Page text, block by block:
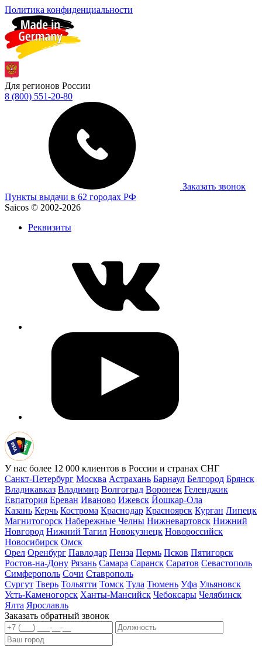
Политика конфиденциальности
Для регионов России
8 (800) 551-20-80
Заказать звонок
Пункты выдачи в 62 городах РФ
Saicos © 2002-2026
Реквизиты
У нас более 12 000 клиентов в России и странах СНГ
Санкт-Петербург Москва Астрахань Барнаул Белгород Брянск
Владикавказ Владимир Волгоград Воронеж Геленджик
Евпатория Ереван Иваново Ижевск Йошкар-Ола
Казань Керчь Кострома Краснодар Красноярск Курган Липецк
Магнитогорск Набережные Челны Нижневартовск Нижний
Новгород Нижний Тагил Новокузнецк Новороссийск
Новосибирск Омск
Орел Оренбург Павлодар Пенза Пермь Псков Пятигорск
Ростов-на-Дону Рязань Самара Саранск Саратов Севастополь
Симферополь Сочи Ставрополь
Сургут Тверь Тольятти Томск Тула Тюмень Уфа Ульяновск
Усть-Каменогорск Ханты-Мансийск Чебоксары Челябинск
Ялта Ярославль
Заказать обратный звонок